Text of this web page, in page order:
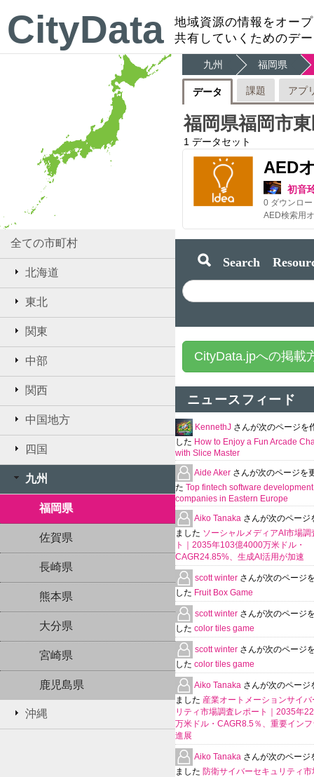
CityData
地域資源の情報をオー
共有していくためのデ
全ての市町村
北海道
東北
関東
中部
関西
中国地方
四国
九州
福岡県
佐賀県
長崎県
熊本県
大分県
宮崎県
鹿児島県
沖縄
九州 福岡県
データ 課題 アプ
福岡県福岡市
1 データセット
AED
初音
0 ダウンロ
Search
CityData.jpへの掲載
ニュースフィード
KennethJ さんが次のページを
した How to Enjoy a Fun Arcade
with Slice Master
Aide Aker さんが次のページを
た Top fintech software development
companies in Eastern Europe
Aiko Tanaka さんが次のページ
ました ソーシャルメディアAI市場調
ト｜2035年103億4000万米ドル・
CAGR24.85%、生成AI活用が加速
scott winter さんが次のページ
した Fruit Box Game
scott winter さんが次のページ
した color tiles game
scott winter さんが次のページ
した color tiles game
Aiko Tanaka さんが次のページ
ました 産業オートメーションサイ
リティ市場調査レポート｜2035年
万米ドル・CAGR8.5％、重要イン
進展
Aiko Tanaka さんが次のページ
ました 防衛サイバーセキュリティ